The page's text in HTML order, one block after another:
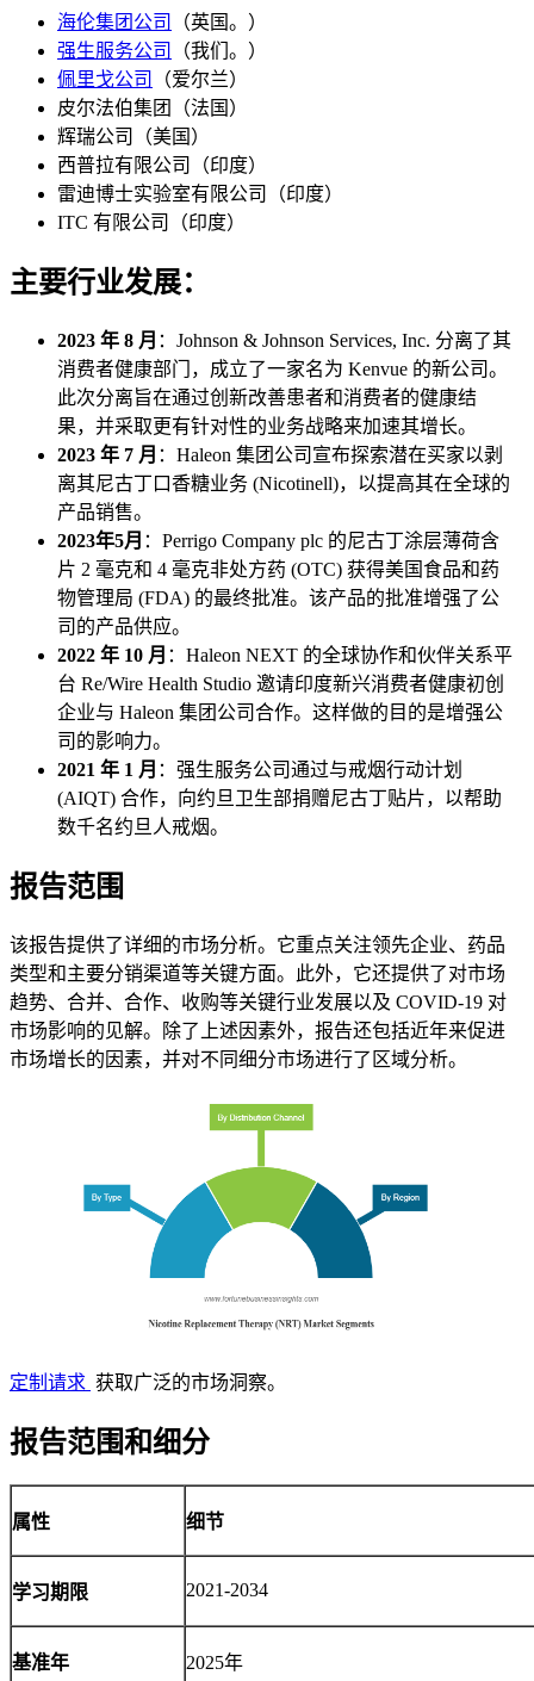
海伦集团公司
（英国。）
强生服务公司
（我们。）
佩里戈公司
（爱尔兰）
皮尔法伯集团（法国）
辉瑞公司（美国）
西普拉有限公司（印度）
雷迪博士实验室有限公司（印度）
ITC 有限公司（印度）
主要行业发展：
2023 年 8 月 ：Johnson & Johnson Services, Inc. 分离了其
消费者健康部门，成立了一家名为 Kenvue 的新公司。
此次分离旨在通过创新改善患者和消费者的健康结
果，并采取更有针对性的业务战略来加速其增长。
2023 年 7 月 ：Haleon 集团公司宣布探索潜在买家以剥
离其尼古丁口香糖业务 (Nicotinell)，以提高其在全球的
产品销售。
2023年5月 ：Perrigo Company plc 的尼古丁涂层薄荷含
片 2 毫克和 4 毫克非处方药 (OTC) 获得美国食品和药
物管理局 (FDA) 的最终批准。该产品的批准增强了公
司的产品供应。
2022 年 10 月 ：Haleon NEXT 的全球协作和伙伴关系平
台 Re/Wire Health Studio 邀请印度新兴消费者健康初创
企业与 Haleon 集团公司合作。这样做的目的是增强公
司的影响力。
2021 年 1 月 ：强生服务公司通过与戒烟行动计划
(AIQT) 合作，向约旦卫生部捐赠尼古丁贴片，以帮助
数千名约旦人戒烟。
报告范围
该报告提供了详细的市场分析。它重点关注领先企业、药品
类型和主要分销渠道等关键方面。此外，它还提供了对市场
趋势、合并、合作、收购等关键行业发展以及 COVID-19 对
市场影响的见解。除了上述因素外，报告还包括近年来促进
市场增长的因素，并对不同细分市场进行了区域分析。
定制请求 获取广泛的市场洞察。
报告范围和细分
属性 细节
学习期限 2021-2034
基准年 2025年